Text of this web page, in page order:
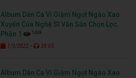
Album Dân Ca Ví Giặm Ngọt Ngào Xao
Xuyến Của Nghệ Sĩ Văn Sản Chọn Lọc
Phần 1
5628
1/3/2022 - 38:05
Album Dân Ca Ví Giặm Ngọt Ngào Xao